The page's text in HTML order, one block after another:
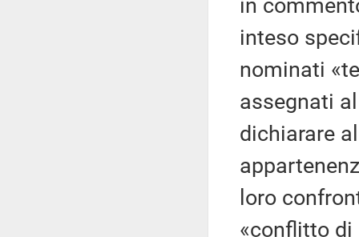
in
inteso
nominati
assegnati
dichiarare
loro
«conflitto di